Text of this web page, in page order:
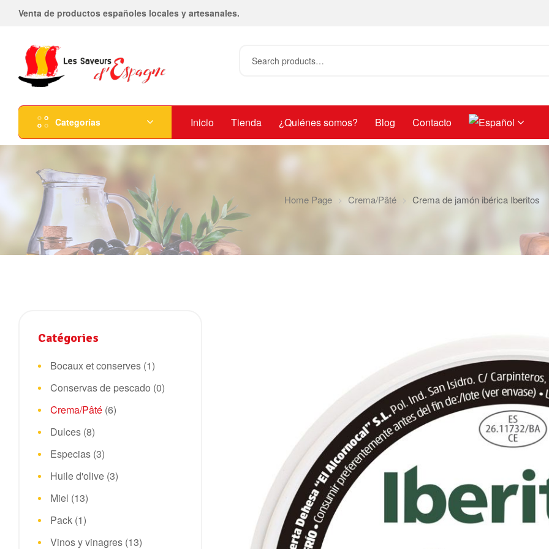
Venta de productos españoles locales y artesanales.
Categorías Inicio Tienda ¿Quiénes somos? Blog Contacto
Home Page Crema/Pâté Crema de jamón ibérica Iberitos
Catégories
Bocaux et conserves (1)
Conservas de pescado (0)
Crema/Pâté (6)
Dulces (8)
Especias (3)
Huile d'olive (3)
Miel (13)
Pack (1)
Vinos y vinagres (13)